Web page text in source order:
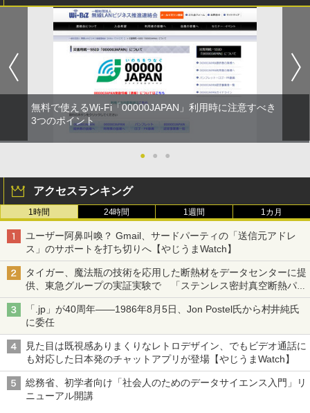
無料で使えるWi-Fi「00000JAPAN」利用時に注意すべき
3つのポイント
● ● ●
アクセスランキング
1時間 24時間 1週間 1カ月
ユーザー阿鼻叫喚？ Gmail、サードパーティの「送信元アドレ
ス」のサポートを打ち切りへ【やじうまWatch】
タイガー、魔法瓶の技術を応用した断熱材をデータセンターに提
供、東急グループの実証実験で 「ステンレス密封真空断熱パネ
ル TIVIP」
「.jp」が40周年――1986年8月5日、Jon Postel氏から村井純氏
に委任
見た目は既視感ありまくりなレトロデザイン、でもビデオ通話に
も対応した日本発のチャットアプリが登場【やじうまWatch】
総務省、初学者向け「社会人のためのデータサイエンス入門」リ
ニューアル開講